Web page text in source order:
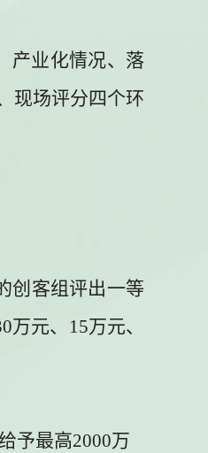
产业化情况、落
现场评分四个环
创客组评出一等
万元、 15万元、
予最高2000万